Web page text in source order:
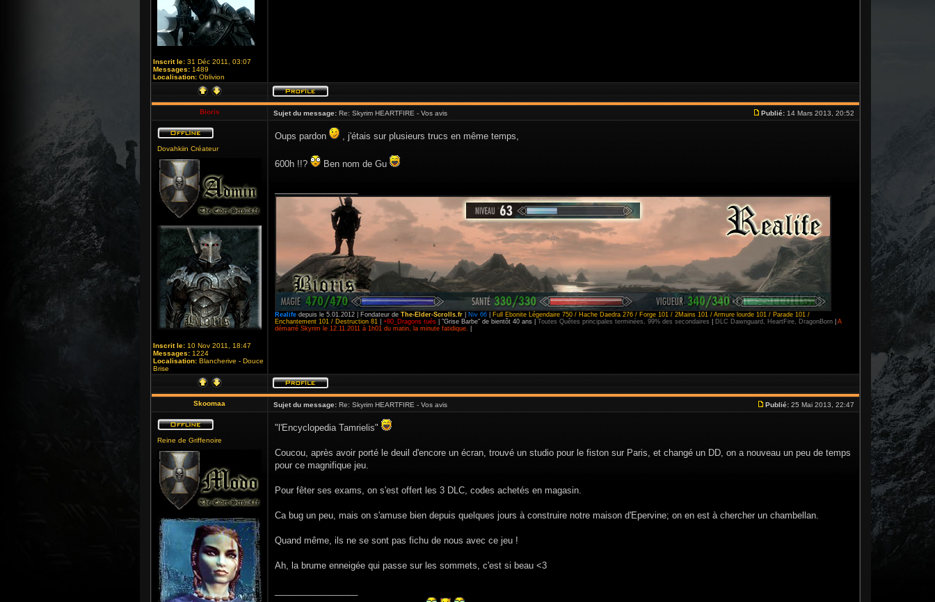
Inscrit le: 31 Déc 2011, 03:07
Messages: 1489
Localisation: Oblivion
Bioris Sujet du message: Re: Skyrim HEARTFIRE - Vos avis Publié: 14 Mars 2013, 20:52
Dovahkiin Créateur
Inscrit le: 10 Nov 2011, 18:47
Messages: 1224
Localisation: Blancherive - Douce
Brise
Oups pardon , j'étais sur plusieurs trucs en même temps,
600h !!? Ben nom de Gu
Realife depuis le 5.01.2012 | Fondateur de The-Elder-Scrolls.fr Niv 66
Full Ebonite Légendaire 750 / Hache Daedra 276 / Forge 101 / 2Mains 101 / Armure lourde 101 / Parade 101 /
Enchantement 101 / Destruction 81
+80_Dragons tués | "Grise Barbe" de bientôt 40 ans | Toutes Quêtes principales terminées, 99% des secondaires DLC Dawnguard, HeartFire, DragonBorn
A
démarré Skyrim le 12.11.2011 à 1h01 du matin, la minute fatidique.
Skoomaa Sujet du message: Re: Skyrim HEARTFIRE - Vos avis Publié: 25 Mai 2013, 22:47
Reine de Griffenoire
"l'Encyclopedia Tamrielis"
Coucou, après avoir porté le deuil d'encore un écran, trouvé un studio pour le fiston sur Paris, et changé un DD, on a nouveau un peu de temps
pour ce magnifique jeu.
Pour fêter ses exams, on s'est offert les 3 DLC, codes achetés en magasin.
Ca bug un peu, mais on s'amuse bien depuis quelques jours à construire notre maison d'Epervine; on en est à chercher un chambellan.
Quand même, ils ne se sont pas fichu de nous avec ce jeu !
Ah, la brume enneigée qui passe sur les sommets, c'est si beau <3